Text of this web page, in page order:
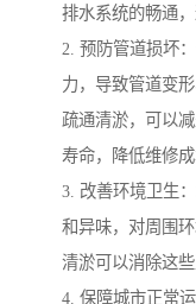
排水系统的畅通
2. 预防管道损坏
力，导致管道变
疏通清淤，可以
寿命，降低维修成
3. 改善环境卫生
和异味，对周围
清淤可以消除这
4. 保障城市正常